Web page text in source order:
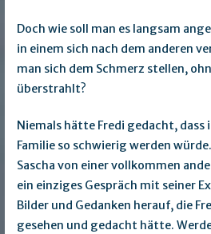
Doch wie soll man es langsam
in einem sich nach dem anderen
man sich dem Schmerz stellen,
überstrahlt?
Niemals hätte Fredi gedacht, dass
Familie so schwierig werden
Sascha von einer vollkommen
ein einziges Gespräch mit seiner
Bilder und Gedanken herauf, die
gesehen und gedacht hätte.